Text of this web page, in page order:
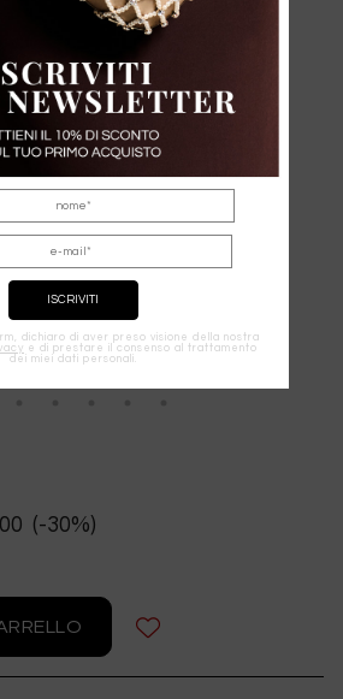
(-30%)
dichiaro di aver preso visione della nostra
e di prestare il consenso al trattamento
dei miei dati personali.